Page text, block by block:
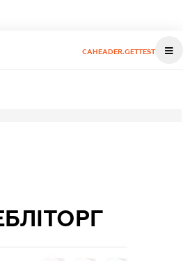
CAHEADER.GETTEST